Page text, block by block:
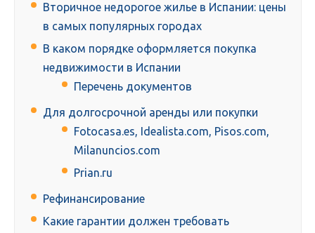
Вторичное недорогое жилье в Испании: цены
в самых популярных городах
В каком порядке оформляется покупка
недвижимости в Испании
Перечень документов
Для долгосрочной аренды или покупки
Fotocasa.es, Idealista.com, Pisos.com,
Milanuncios.com
Prian.ru
Рефинансирование
Какие гарантии должен требовать